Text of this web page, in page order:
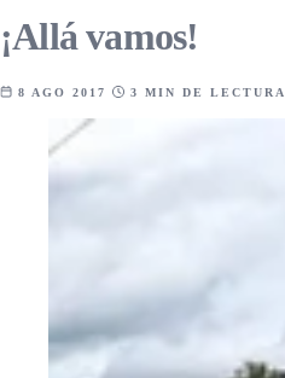
¡Allá vamos!
8 AGO 2017 3 MIN DE LECTURA